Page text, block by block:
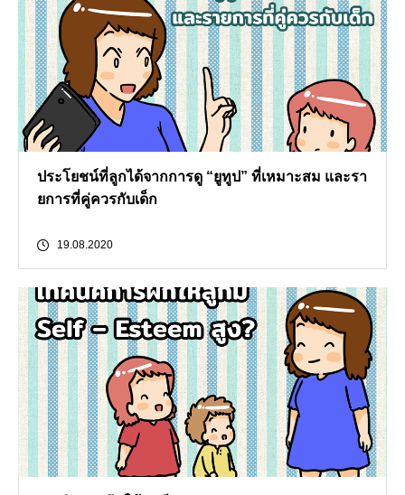
ประโยชน์ที่ลูกได้จากการดู “ยูทูป” ที่เหมาะสม และรา
ยการที่คู่ควรกับเด็ก
19.08.2020